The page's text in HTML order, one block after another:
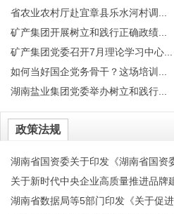
省农业农村厅赴宜章县乐水河村调...
矿产集团开展树立和践行正确政绩...
矿产集团党委召开7月理论学习中心...
如何当好国企党务骨干？这场培训...
湖南盐业集团党委举办树立和践行...
政策法规
关于新时代中央企业高质量推进品牌